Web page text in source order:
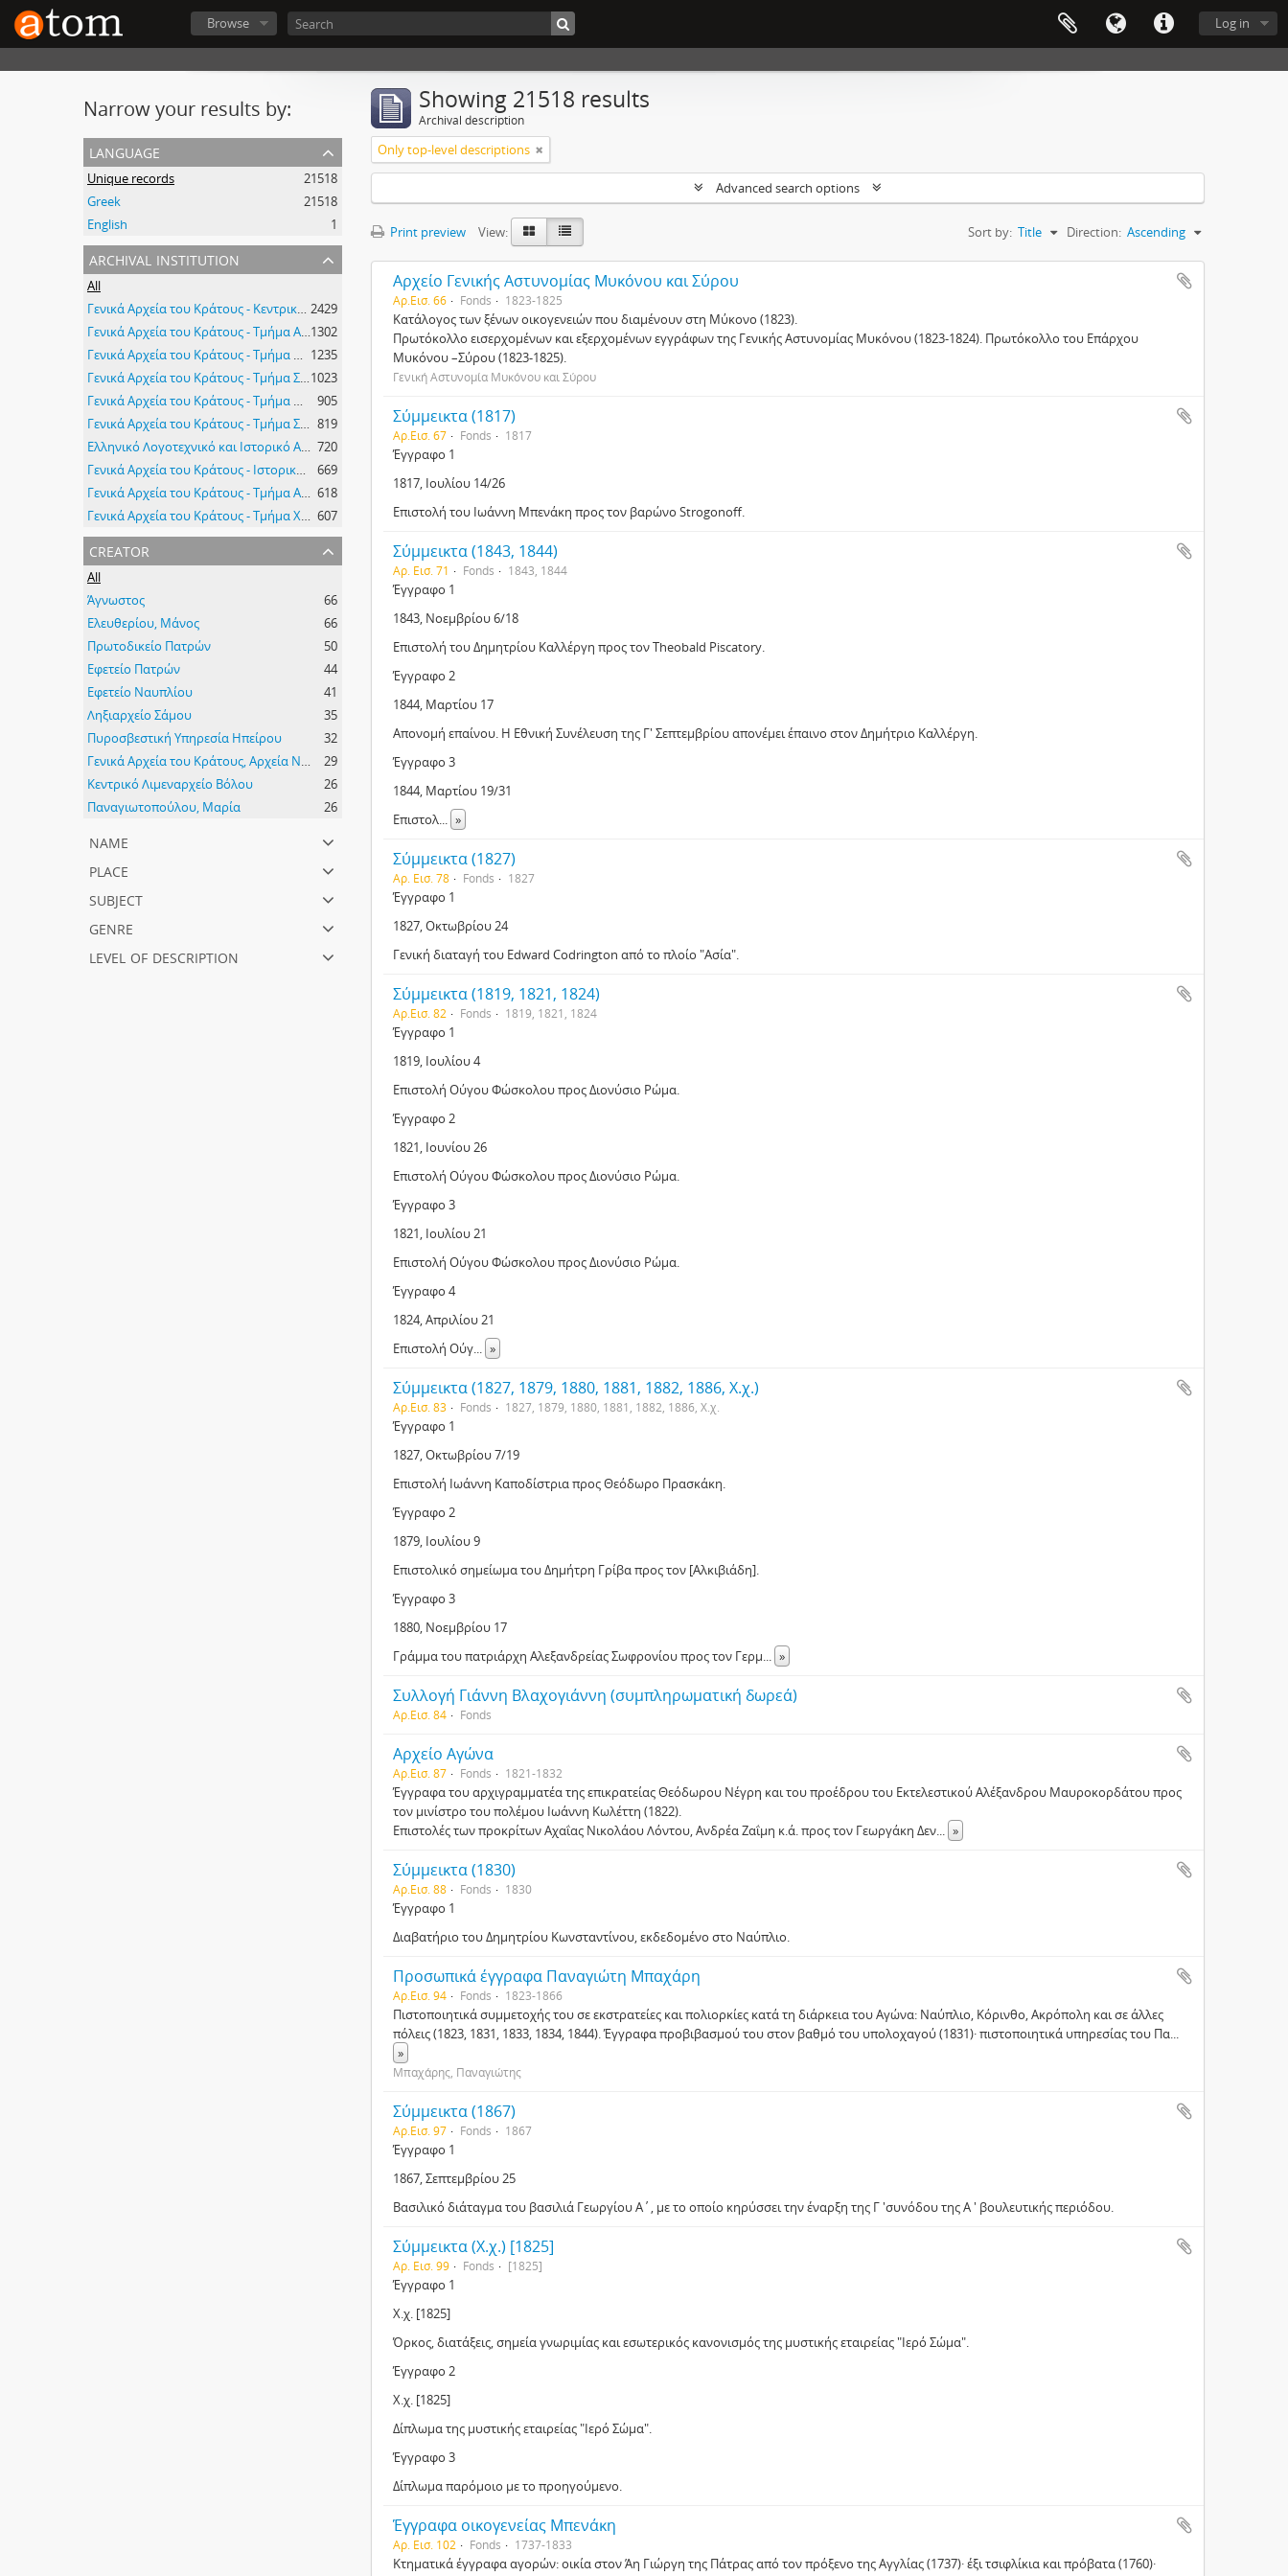
Log in
Browse
Narrow your results by:
language
Unique records
21518
Greek
21518
English
1
archival institution
All
Γενικά Αρχεία του Κράτους - Κεντρική Υπηρεσία 2429
Γενικά Αρχεία του Κράτους - Τμήμα Αιτωλοακαρνανίας1302
Γενικά Αρχεία του Κράτους - Τμήμα Μεσσηνίας 1235
Γενικά Αρχεία του Κράτους - Τμήμα Σερρών1023
Γενικά Αρχεία του Κράτους - Τμήμα Μαγνησίας
905
Γενικά Αρχεία του Κράτους - Τμήμα Σάμου 819
Ελληνικό Λογοτεχνικό και Ιστορικό Αρχείο του Μορφωτικού Ιδρύματος της Εθνικής Τραπέζης (ΕΛΙΑ-ΜΙΕΤ) 720
Γενικά Αρχεία του Κράτους - Ιστορικό Αρχείο Μακεδονίας
669
Γενικά Αρχεία του Κράτους - Τμήμα Αργολίδας 618
Γενικά Αρχεία του Κράτους - Τμήμα Χίου 607
creator
All
Άγνωστος
66
Ελευθερίου, Μάνος
66
Πρωτοδικείο Πατρών
50
Εφετείο Πατρών
44
Εφετείο Ναυπλίου
41
Ληξιαρχείο Σάμου
35
Πυροσβεστική Υπηρεσία Ηπείρου
32
Γενικά Αρχεία του Κράτους, Αρχεία Ν. Σάμου
29
Κεντρικό Λιμεναρχείο Βόλου
26
Παναγιωτοπούλου, Μαρία
26
name
place
subject
genre
level of description
Showing 21518 results
Archival description
Only top-level descriptions
Advanced search options
Print preview View: Sort by: Title Direction: Ascending
Αρχείο Γενικής Αστυνομίας Μυκόνου και Σύρου
Αρ.Εισ. 66 Fonds 1823-1825
Κατάλογος των ξένων οικογενειών που διαμένουν στη Μύκονο (1823).
Πρωτόκολλο εισερχομένων και εξερχομένων εγγράφων της Γενικής Αστυνομίας Μυκόνου (1823-1824). Πρωτόκολλο του Επάρχου
Μυκόνου –Σύρου (1823-1825).
Γενική Αστυνομία Μυκόνου και Σύρου
Σύμμεικτα (1817)
Αρ.Εισ. 67 Fonds 1817
Έγγραφο 1
1817, Ιουλίου 14/26
Επιστολή του Ιωάννη Μπενάκη προς τον βαρώνο Strogonoff.
Σύμμεικτα (1843, 1844)
Αρ. Εισ. 71 Fonds 1843, 1844
Έγγραφο 1
1843, Νοεμβρίου 6/18
Επιστολή του Δημητρίου Καλλέργη προς τον Theobald Piscatory.
Έγγραφο 2
1844, Μαρτίου 17
Απονομή επαίνου. Η Εθνική Συνέλευση της Γ' Σεπτεμβρίου απονέμει έπαινο στον Δημήτριο Καλλέργη.
Έγγραφο 3
1844, Μαρτίου 19/31
Επιστολ... »
Σύμμεικτα (1827)
Αρ. Εισ. 78 Fonds 1827
Έγγραφο 1
1827, Οκτωβρίου 24
Γενική διαταγή του Edward Codrington από το πλοίο "Ασία".
Σύμμεικτα (1819, 1821, 1824)
Αρ.Εισ. 82 Fonds 1819, 1821, 1824
Έγγραφο 1
1819, Ιουλίου 4
Επιστολή Ούγου Φώσκολου προς Διονύσιο Ρώμα.
Έγγραφο 2
1821, Ιουνίου 26
Επιστολή Ούγου Φώσκολου προς Διονύσιο Ρώμα.
Έγγραφο 3
1821, Ιουλίου 21
Επιστολή Ούγου Φώσκολου προς Διονύσιο Ρώμα.
Έγγραφο 4
1824, Απριλίου 21
Επιστολή Ούγ... »
Σύμμεικτα (1827, 1879, 1880, 1881, 1882, 1886, Χ.χ.)
Αρ.Εισ. 83 Fonds 1827, 1879, 1880, 1881, 1882, 1886, Χ.χ.
Έγγραφο 1
1827, Οκτωβρίου 7/19
Επιστολή Ιωάννη Καποδίστρια προς Θεόδωρο Πρασκάκη.
Έγγραφο 2
1879, Ιουλίου 9
Επιστολικό σημείωμα του Δημήτρη Γρίβα προς τον [Αλκιβιάδη].
Έγγραφο 3
1880, Νοεμβρίου 17
Γράμμα του πατριάρχη Αλεξανδρείας Σωφρονίου προς τον Γερμ... »
Συλλογή Γιάννη Βλαχογιάννη (συμπληρωματική δωρεά)
Αρ.Εισ. 84 Fonds
Αρχείο Αγώνα
Αρ.Εισ. 87 Fonds 1821-1832
Έγγραφα του αρχιγραμματέα της επικρατείας Θεόδωρου Νέγρη και του προέδρου του Εκτελεστικού Αλέξανδρου Μαυροκορδάτου προς
τον μινίστρο του πολέμου Ιωάννη Κωλέττη (1822).
Επιστολές των προκρίτων Αχαΐας Νικολάου Λόντου, Ανδρέα Ζαΐμη κ.ά. προς τον Γεωργάκη Δεν... »
Σύμμεικτα (1830)
Αρ.Εισ. 88 Fonds 1830
Έγγραφο 1
Διαβατήριο του Δημητρίου Κωνσταντίνου, εκδεδομένο στο Ναύπλιο.
Προσωπικά έγγραφα Παναγιώτη Μπαχάρη
Αρ.Εισ. 94 Fonds 1823-1866
Πιστοποιητικά συμμετοχής του σε εκστρατείες και πολιορκίες κατά τη διάρκεια του Αγώνα: Ναύπλιο, Κόρινθο, Ακρόπολη και σε άλλες
πόλεις (1823, 1831, 1833, 1834, 1844). Έγγραφα προβιβασμού του στον βαθμό του υπολοχαγού (1831)· πιστοποιητικά υπηρεσίας του Πα...
»
Μπαχάρης, Παναγιώτης
Σύμμεικτα (1867)
Αρ.Εισ. 97 Fonds 1867
Έγγραφο 1
1867, Σεπτεμβρίου 25
Βασιλικό διάταγμα του βασιλιά Γεωργίου Α΄, με το οποίο κηρύσσει την έναρξη της Γ 'συνόδου της Α ' βουλευτικής περιόδου.
Σύμμεικτα (Χ.χ.) [1825]
Αρ. Εισ. 99 Fonds [1825]
Έγγραφο 1
Χ.χ. [1825]
Όρκος, διατάξεις, σημεία γνωριμίας και εσωτερικός κανονισμός της μυστικής εταιρείας "Ιερό Σώμα".
Έγγραφο 2
Χ.χ. [1825]
Δίπλωμα της μυστικής εταιρείας "Ιερό Σώμα".
Έγγραφο 3
Δίπλωμα παρόμοιο με το προηγούμενο.
Έγγραφα οικογενείας Μπενάκη
Αρ. Εισ. 102 Fonds 1737-1833
Κτηματικά έγγραφα αγορών: οικία στον Άη Γιώργη της Πάτρας από τον πρόξενο της Αγγλίας (1737)· έξι τσιφλίκια και πρόβατα (1760)·